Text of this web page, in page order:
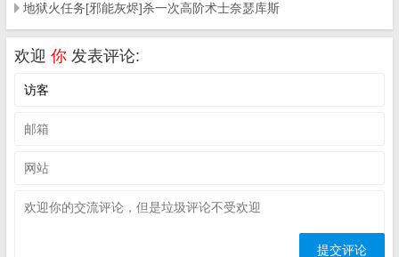
地狱火任务[邪能灰烬]杀一次高阶术士奈瑟库斯
欢迎 你 发表评论: